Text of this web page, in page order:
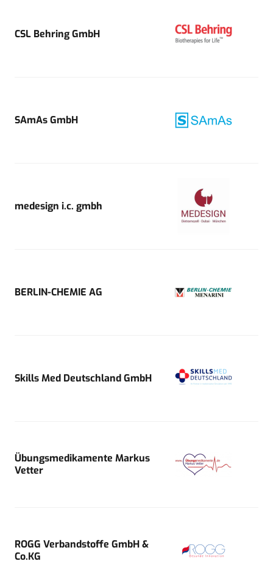
CSL Behring GmbH
SAmAs GmbH
medesign i.c. gmbh
BERLIN-CHEMIE AG
Skills Med Deutschland GmbH
Übungsmedikamente Markus
Vetter
ROGG Verbandstoffe GmbH &
Co.KG